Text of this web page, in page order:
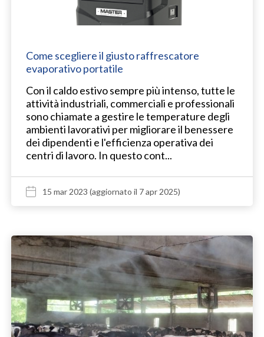
Come scegliere il giusto raffrescatore
evaporativo portatile
Con il caldo estivo sempre più intenso, tutte le
attività industriali, commerciali e professionali
sono chiamate a gestire le temperature degli
ambienti lavorativi per migliorare il benessere
dei dipendenti e l'efficienza operativa dei
centri di lavoro. In questo cont...
15 mar 2023 (aggiornato il 7 apr 2025)